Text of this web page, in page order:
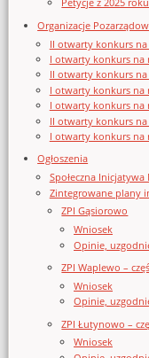
Organizacje
II otwarty konkurs na
I otwarty konkurs na
II otwarty konkurs na
I otwarty konkurs na
I otwarty konkurs na
II otwarty konkurs na
I otwarty konkurs na
Ogłoszenia
Społeczna
Zintegrowane plany
ZPI Gąsiorowo
Wniosek
Opinie,
ZPI Waplewo –
Wniosek
Opinie,
ZPI Łutynowo –
Wniosek